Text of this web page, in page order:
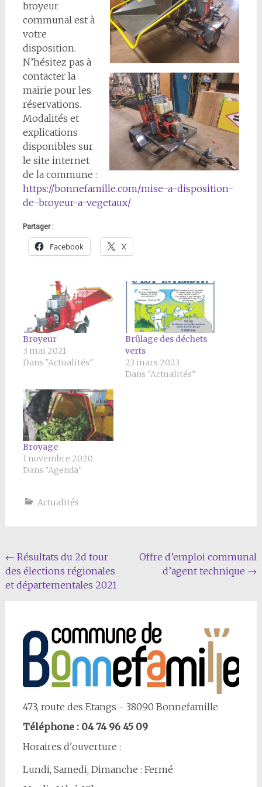
broyeur
communal est à
votre
disposition.
N’hésitez pas à
contacter la
mairie pour les
réservations.
Modalités et
explications
disponibles sur
le site internet
de la commune :
https://bonnefamille.com/mise-a-disposition-
de-broyeur-a-vegetaux/
Partager :
Facebook X
Broyeur
3 mai 2021
Dans "Actualités"
Brûlage des déchets
verts
23 mars 2023
Dans "Actualités"
Broyage
1 novembre 2020
Dans "Agenda"
Actualités
Navigation
Article
← Résultats du 2d tour
des élections régionales
et départementales 2021
Offre d’emploi communal
d’agent technique →
473, route des Etangs - 38090 Bonnefamille
Téléphone : 04 74 96 45 09
Horaires d'ouverture :
Lundi, Samedi, Dimanche : Fermé